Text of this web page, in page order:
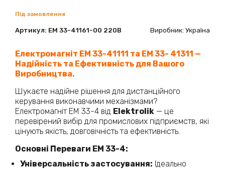
Під замовлення
Артикул: ЕМ 33-41161-00 220В Виробник: Україна
Електромагніт ЕМ 33-41111 та ЕМ 33- 41311 —
Надійність та Ефективність для Вашого
Виробництва.
Шукаєте надійне рішення для дистанційного
керування виконавчими механізмами?
Електромагніт ЕМ 33-4 від Elektrolik — це
перевірений вибір для промислових підприємств, які
цінують якість, довговічність та ефективність.​
Основні Переваги ЕМ 33-4:
Універсальність застосування: Ідеально